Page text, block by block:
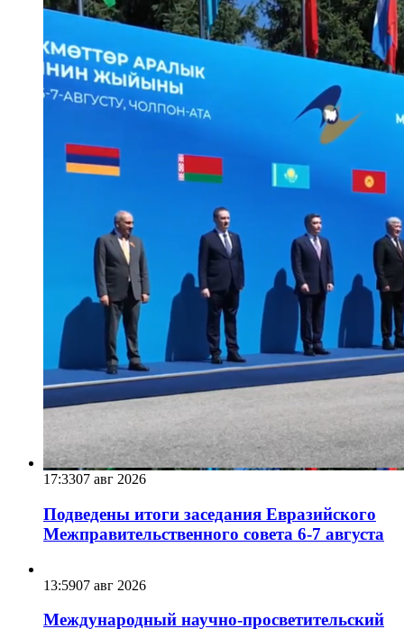
17:3307 авг 2026
Подведены итоги заседания Евразийского
Межправительственного совета 6-7 августа
13:5907 авг 2026
Международный научно-просветительский